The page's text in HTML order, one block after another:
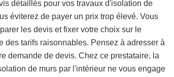
détaillés pour vos travaux d'isolation de
éviterez de payer un prix trop élevé. Vous
les devis et fixer votre choix sur le
des tarifs raisonnables. Pensez à adresser à
demande de devis. Chez ce prestataire, la
de murs par l'intérieur ne vous engage